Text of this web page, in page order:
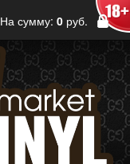
На сумму: 0 руб.